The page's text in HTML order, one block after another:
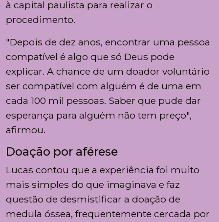
à capital paulista para realizar o
procedimento.
"Depois de dez anos, encontrar uma pessoa
compatível é algo que só Deus pode
explicar. A chance de um doador voluntário
ser compatível com alguém é de uma em
cada 100 mil pessoas. Saber que pude dar
esperança para alguém não tem preço",
afirmou.
Doação por aférese
Lucas contou que a experiência foi muito
mais simples do que imaginava e faz
questão de desmistificar a doação de
medula óssea, frequentemente cercada por